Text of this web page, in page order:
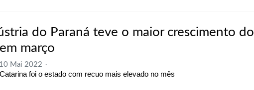
do Paraná teve o maior crescimento do
março
10 Mai 2022
foi o estado com recuo mais elevado no mês